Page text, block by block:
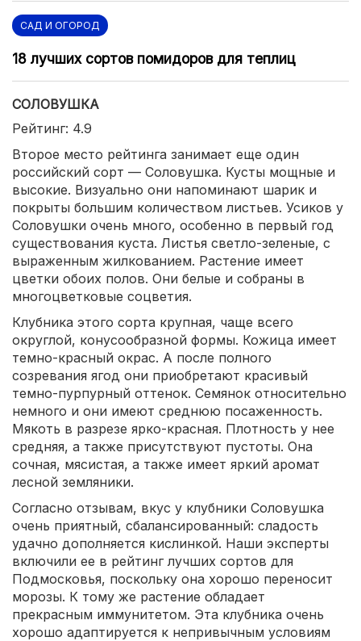
САД И ОГОРОД
18 лучших сортов помидоров для теплиц
СОЛОВУШКА
Рейтинг: 4.9
Второе место рейтинга занимает еще один
российский сорт — Соловушка. Кусты мощные и
высокие. Визуально они напоминают шарик и
покрыты большим количеством листьев. Усиков у
Соловушки очень много, особенно в первый год
существования куста. Листья светло-зеленые, с
выраженным жилкованием. Растение имеет
цветки обоих полов. Они белые и собраны в
многоцветковые соцветия.
Клубника этого сорта крупная, чаще всего
округлой, конусообразной формы. Кожица имеет
темно-красный окрас. А после полного
созревания ягод они приобретают красивый
темно-пурпурный оттенок. Семянок относительно
немного и они имеют среднюю посаженность.
Мякоть в разрезе ярко-красная. Плотность у нее
средняя, а также присутствуют пустоты. Она
сочная, мясистая, а также имеет яркий аромат
лесной земляники.
Согласно отзывам, вкус у клубники Соловушка
очень приятный, сбалансированный: сладость
удачно дополняется кислинкой. Наши эксперты
включили ее в рейтинг лучших сортов для
Подмосковья, поскольку она хорошо переносит
морозы. К тому же растение обладает
прекрасным иммунитетом. Эта клубника очень
хорошо адаптируется к непривычным условиям